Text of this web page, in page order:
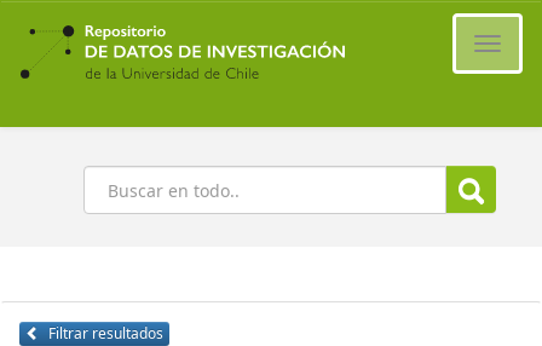
Ir
contenido
principal
Buscar
Filtrar resultados